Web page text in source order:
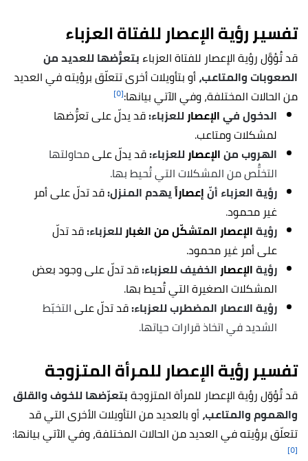
تفسير رؤية الإعصار للفتاة العزباء
قد تُؤوَّل رؤيةالإعصار للفتاة العزباءبتعرُّضها للعديد من
الصعوبات والمتاعب،أو بتأويلات أخرى تتعلّق برؤيته في العديد
من الحالات المختلفة، وفي الآتي بيانها:[٥]
الدخول فيالإعصارللعزباء:قد يدلّ على تعرُّضها
لمشكلات ومتاعب.
الهروب منالإعصارللعزباء:قد يدلّ علىمحاولتها
التخلُّص من المشكلات التي تُحيط بها.
رؤية العزباء أنّإعصاراًيهدم المنزل:قد تدلّ على أمر
غير محمود.
رؤيةالإعصار المتشكّل من الغبارللعزباء:قد تدلّ
على أمر غير محمود.
رؤيةالإعصارالخفيف للعزباء:قد تدلّ على وجود بعض
المشكلات الصغيرة التي تُحيط بها.
رؤية الاعصار المضطرب للعزباء:قد تدلّ علىالتخبّط
الشديد في اتخاذ قرارات حياتها.
تفسير رؤية الإعصار للمرأة المتزوجة
قد تُؤوّل رؤيةالإعصار للمرأة المتزوجةبتعرّضها للخوف والقلق
والهموم والمتاعب،أو بالعديد من التأويلات الأخرى التي قد
تتعلّق برؤيته في العديد من الحالات المختلفة، وفي الآتي بيانها:
[٥]